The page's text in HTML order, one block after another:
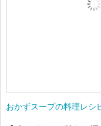
おかずスープの料理レシ